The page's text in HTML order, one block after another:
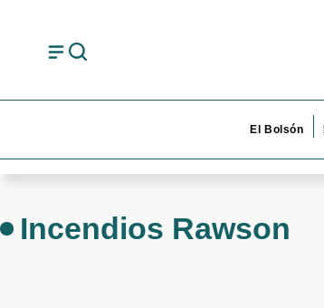
El Bolsón
Incendios Rawson